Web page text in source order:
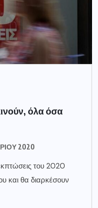
όλα όσα
2020
του 2020
και θα διαρκέσουν